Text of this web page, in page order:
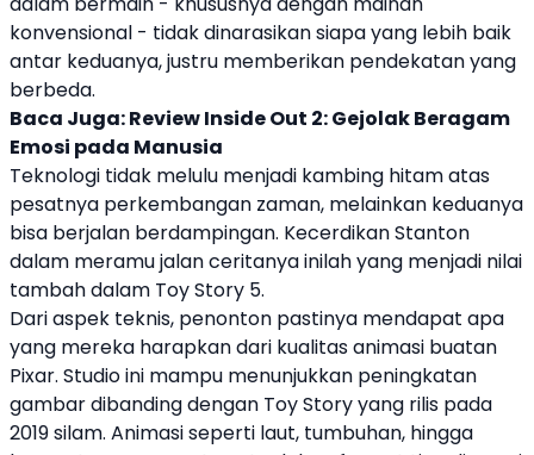
konvensional - tidak dinarasikan siapa yang lebih baik
antar keduanya, justru memberikan pendekatan yang
berbeda.
Baca Juga:Review Inside Out 2: Gejolak Beragam
Emosi pada Manusia
Teknologi tidak melulu menjadi kambing hitam atas
pesatnya perkembangan zaman, melainkan keduanya
bisa berjalan berdampingan. Kecerdikan Stanton
dalam meramu jalan ceritanya inilah yang menjadi nilai
tambah dalam Toy Story 5.
Dari aspek teknis, penonton pastinya mendapat apa
yang mereka harapkan dari kualitas animasi buatan
Pixar. Studio ini mampu menunjukkan peningkatan
gambar dibanding dengan Toy Story yang rilis pada
2019 silam. Animasi seperti laut, tumbuhan, hingga